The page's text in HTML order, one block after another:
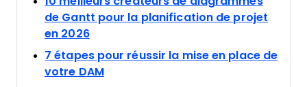
de Gantt pour la planification de projet
en 2026Opens new window
7 étapes pour réussir la mise en place de
votre DAMOpens new window